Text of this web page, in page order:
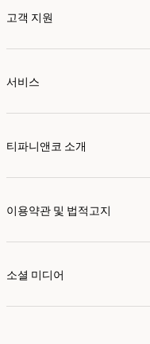
고객 지원
서비스
티파니앤코 소개
이용약관 및 법적고지
소셜 미디어